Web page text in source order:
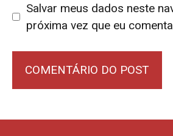
Salvar meus dados neste
próxima vez que eu